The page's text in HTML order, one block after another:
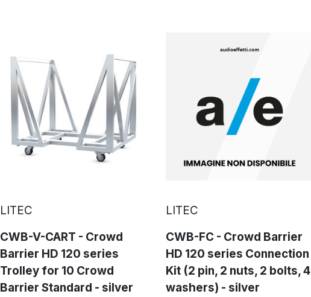
LITEC
CWB-V-CART - Crowd
Barrier HD 120 series
Trolley for 10 Crowd
Barrier Standard - silver
LITEC
CWB-FC - Crowd Barrier
HD 120 series Connection
Kit (2 pin, 2 nuts, 2 bolts, 4
washers) - silver